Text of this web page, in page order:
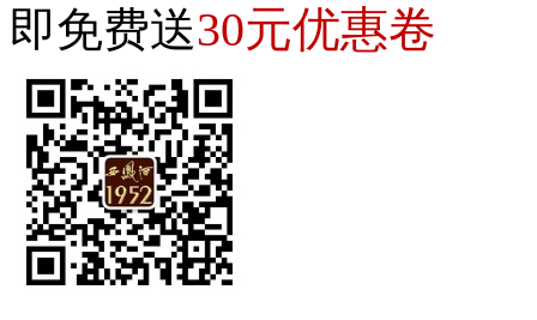
即免费送30元优惠卷